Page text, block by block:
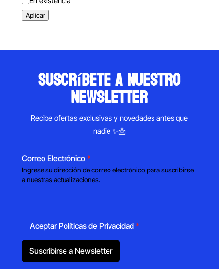
Aplicar
suscríbete a nuestro
newsletter
Recibe ofertas exclusivas y novedades antes que
nadie ✨📩
Correo Electrónico *
Ingrese su dirección de correo electrónico para suscribirse
a nuestras actualizaciones.
Aceptar Políticas de Privacidad *
Suscribirse a Newsletter